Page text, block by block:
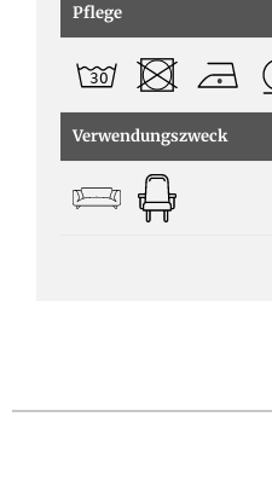
Pflege
Verwendungszweck